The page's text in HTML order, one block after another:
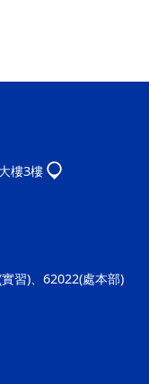
樓3樓
習)、62022(處本部)